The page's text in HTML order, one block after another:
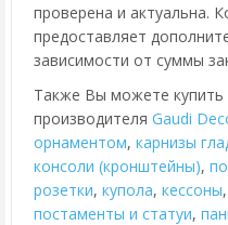
проверена и актуальна.
предоставляет
зависимости от суммы
Также Вы можете
производителя Gaudi
орнаментом, карнизы
консоли (кронштейны),
розетки, купола, кессоны,
постаменты и статуи,